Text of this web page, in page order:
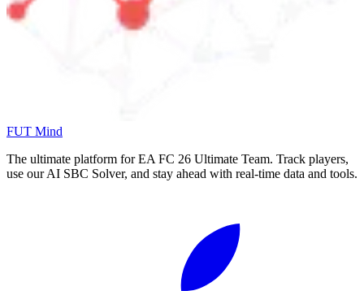
FUT Mind
The ultimate platform for EA FC 26 Ultimate Team. Track players,
use our AI SBC Solver, and stay ahead with real-time data and tools.